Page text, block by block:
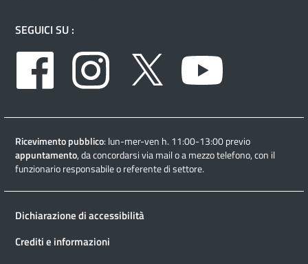
SEGUICI SU :
Facebook
Instagram Twitter
Ricevimento pubblico: lun-mer-ven h. 11:00-13:00 previo
appuntamento, da concordarsi via mail o a mezzo telefono, con il
funzionario responsabile o referente di settore.
Dichiarazione di accessibilità
Crediti e informazioni